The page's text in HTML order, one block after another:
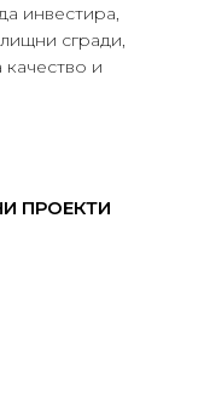
инвестира,
сгради,
качество и
ПРОЕКТИ